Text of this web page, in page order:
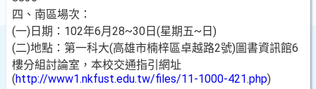
四、南區場次：
(一)日期：102年6月28~30日(星期五~日)
(二)地點：第一科大(高雄市楠梓區卓越路2號)圖書資訊館6
樓分組討論室，本校交通指引網址
(http://www1.nkfust.edu.tw/files/11-1000-421.php)